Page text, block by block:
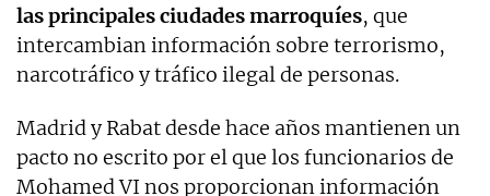
las principales ciudades marroquíes, que
intercambian información sobre terrorismo,
narcotráfico y tráfico ilegal de personas.
Madrid y Rabat desde hace años mantienen un
pacto no escrito por el que los funcionarios de
Mohamed VI nos proporcionan información